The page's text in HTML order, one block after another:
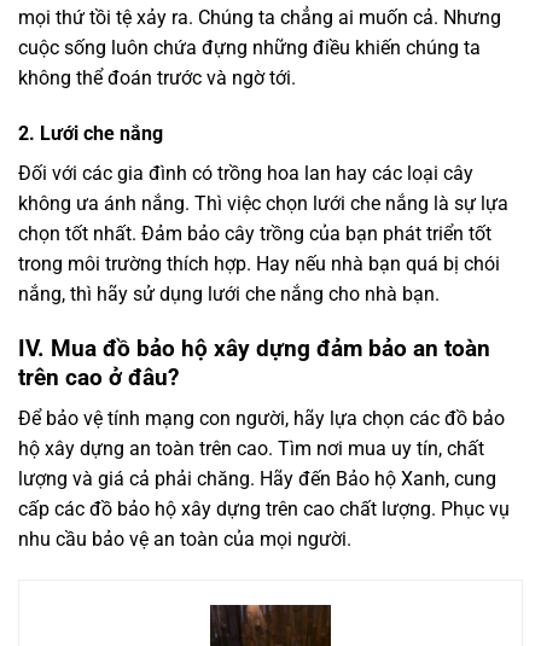
mọi thứ tồi tệ xảy ra. Chúng ta chẳng ai muốn cả. Nhưng
cuộc sống luôn chứa đựng những điều khiến chúng ta
không thể đoán trước và ngờ tới.
2. Lưới che nắng
Đối với các gia đình có trồng hoa lan hay các loại cây
không ưa ánh nắng. Thì việc chọn lưới che nắng là sự lựa
chọn tốt nhất. Đảm bảo cây trồng của bạn phát triển tốt
trong môi trường thích hợp. Hay nếu nhà bạn quá bị chói
nắng, thì hãy sử dụng lưới che nắng cho nhà bạn.
IV. Mua đồ bảo hộ xây dựng đảm bảo an toàn
trên cao ở đâu?
Để bảo vệ tính mạng con người, hãy lựa chọn các đồ bảo
hộ xây dựng an toàn trên cao. Tìm nơi mua uy tín, chất
lượng và giá cả phải chăng. Hãy đến Bảo hộ Xanh, cung
cấp các đồ bảo hộ xây dựng trên cao chất lượng. Phục vụ
nhu cầu bảo vệ an toàn của mọi người.